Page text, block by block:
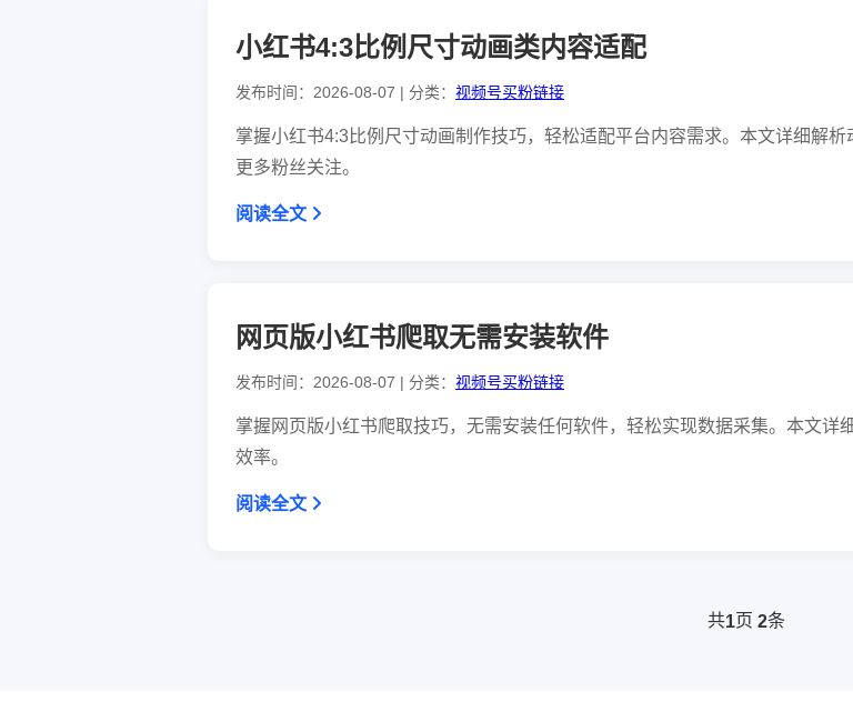
小红书4:3比例尺寸动画类内容适配
发布时间：2026-08-07 | 分类： 视频号买粉链接
掌握小红书4:3比例尺寸动画制作技巧，轻松适配平台内容需求。本文详细解
更多粉丝关注。
阅读全文
网页版小红书爬取无需安装软件
发布时间：2026-08-07 | 分类： 视频号买粉链接
掌握网页版小红书爬取技巧，无需安装任何软件，轻松实现数据采集。本文详
效率。
阅读全文
共1页 2条